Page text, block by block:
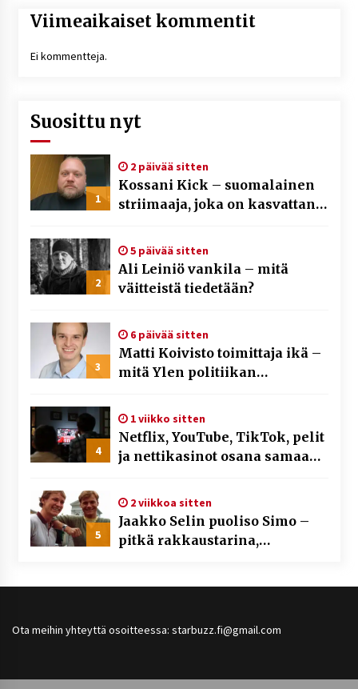
Viimeaikaiset kommentit
Ei kommentteja.
Suosittu nyt
1
2 päivää sitten
Kossani Kick – suomalainen
striimaaja, joka on kasvattanut
2
5 päivää sitten
Ali Leiniö vankila – mitä
väitteistä tiedetään?
3
6 päivää sitten
Matti Koivisto toimittaja ikä –
mitä Ylen politiikan
4
1 viikko sitten
Netflix, YouTube, TikTok, pelit
ja nettikasinot osana samaa
5
2 viikkoa sitten
Jaakko Selin puoliso Simo –
pitkä rakkaustarina,
Ota meihin yhteyttä osoitteessa: starbuzz.fi@gmail.com